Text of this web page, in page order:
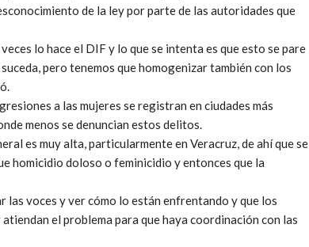
de la ley por parte de las autoridades que
lo hace el DIF y lo que se intenta es que esto se pare
pero tenemos que homogenizar también con los
a las mujeres se registran en ciudades más
menos se denuncian estos delitos.
es muy alta, particularmente en Veracruz, de ahí que se
homicidio doloso o feminicidio y entonces que la
las voces y ver cómo lo están enfrentando y que los
el problema para que haya coordinación con las